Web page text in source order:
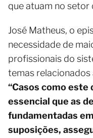
que atuam no setor
José Matheus, o
necessidade de
profissionais do
temas
“Casos como
essencial que as
fundamentadas
suposições,